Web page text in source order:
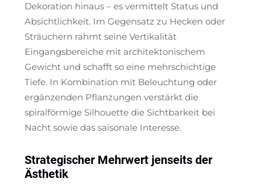
Dekoration hinaus – es vermittelt Status und
Absichtlichkeit. Im Gegensatz zu Hecken oder
Sträuchern rahmt seine Vertikalität
Eingangsbereiche mit architektonischem
Gewicht und schafft so eine mehrschichtige
Tiefe. In Kombination mit Beleuchtung oder
ergänzenden Pflanzungen verstärkt die
spiralförmige Silhouette die Sichtbarkeit bei
Nacht sowie das saisonale Interesse.
Strategischer Mehrwert jenseits der
Ästhetik